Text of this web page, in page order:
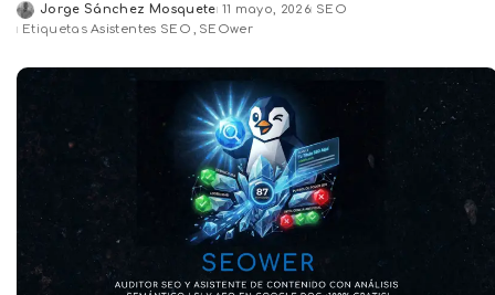
Posted
by
Jorge Sánchez Mosquete 11 mayo, 2026 SEO
Etiquetas Asistentes SEO SEOwer